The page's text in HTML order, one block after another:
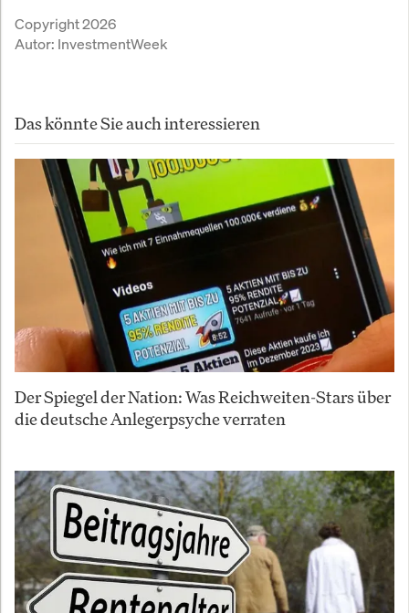
Copyright 2026
Autor: InvestmentWeek
Das könnte Sie auch interessieren
Der Spiegel der Nation: Was Reichweiten-Stars über
die deutsche Anlegerpsyche verraten